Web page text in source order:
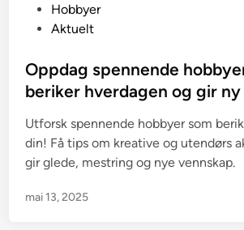
t
e
i
n
Hobbyer
Aktuelt
Oppdag spennende
beriker hverdagen og gir
Utforsk spennende hobbyer som
din! Få tips om kreative og utendørs
gir glede, mestring og nye vennskap.
mai 13, 2025